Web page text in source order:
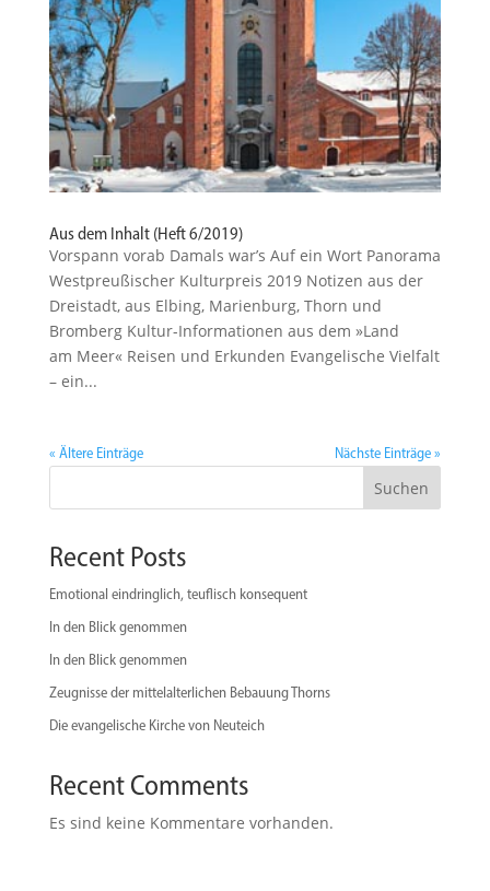
Aus dem Inhalt (Heft 6/2019)
Vorspann vorab Damals war’s Auf ein Wort Panorama
Westpreu­ßi­scher Kultur­preis 2019 Notizen aus der
Dreistadt, aus Elbing, Marienburg, Thorn und
Bromberg Kultur-Informationen aus dem »Land
am Meer« Reisen und Erkunden Evange­lische Vielfalt
– ein...
« Ältere Einträge Nächste Einträge »
Suchen
Recent Posts
Emotional eindringlich, teuflisch konsequent
In den Blick genommen
In den Blick genommen
Zeugnisse der mittelalterlichen Bebauung Thorns
Die evangelische Kirche von Neuteich
Recent Comments
Es sind keine Kommentare vorhanden.